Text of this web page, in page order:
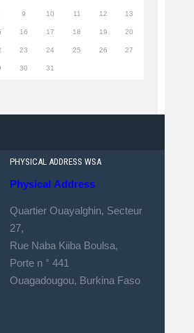
9 10 11 12 13
16 17 18 19 20
23 24 25 26 27
30 31
PHYSICAL ADDRESS WSA
Physical Address
Quartier Ouayalghin, Secteur
27,
Rue Naba Kiiba Boulsa,
Porte n ° 441
Ouagadougou, Burkina Faso